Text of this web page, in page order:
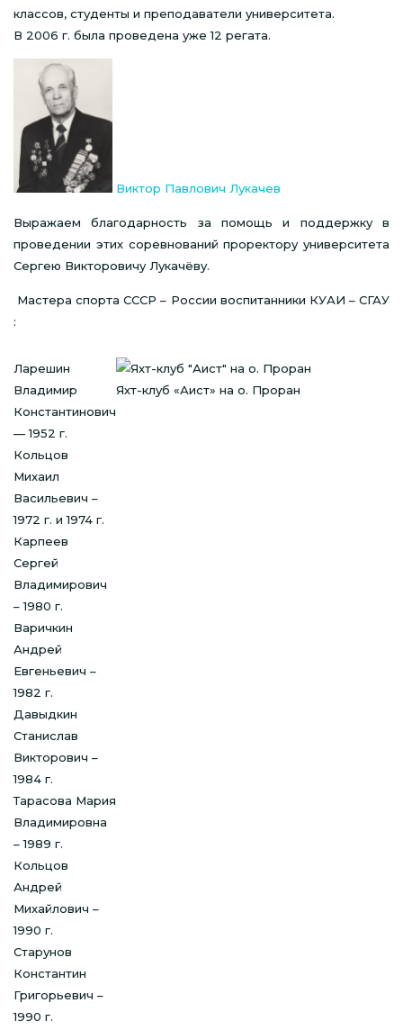
классов, студенты и преподаватели университета.
В 2006 г. была проведена уже 12 регата.
Виктор Павлович Лукачев
Выражаем благодарность за помощь и поддержку в
проведении этих соревнований проректору университета
Сергею Викторовичу Лукачёву.
Мастера спорта СССР – России воспитанники КУАИ – СГАУ
:
Ларешин
Владимир
Константинович
— 1952 г.
Кольцов
Михаил
Васильевич –
1972 г. и 1974 г.
Карпеев
Сергей
Владимирович
– 1980 г.
Варичкин
Андрей
Евгеньевич –
1982 г.
Давыдкин
Станислав
Викторович –
1984 г.
Тарасова Мария
Владимировна
– 1989 г.
Кольцов
Андрей
Михайлович –
1990 г.
Старунов
Константин
Григорьевич –
1990 г.
Яхт-клуб «Аист» на о. Проран